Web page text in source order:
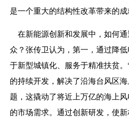
是一个重大的结构性改革带来的成
在新能源创新和发展中，如何通
众 ？ 张传卫认为， 第一，通过降
于新型城镇化、服务于精准扶贫。
的持续开发，解决了沿海台风区
题，这撬动了将近上万亿的海上
的市场需求。通过创新研发，使